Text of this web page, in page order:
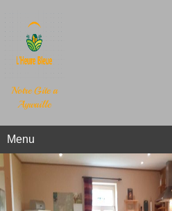
Notre Gite a
Aywaille
Menu